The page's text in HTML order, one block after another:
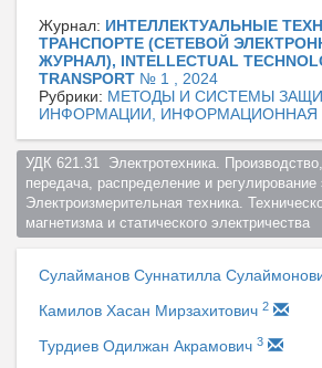
Журнал: ИНТЕЛЛЕКТУАЛЬНЫЕ
ТРАНСПОРТЕ (СЕТЕВОЙ
ЖУРНАЛ), INTELLECTUAL
TRANSPORT № 1 , 2024
Рубрики: МЕТОДЫ И СИСТЕМЫ
ИНФОРМАЦИИ, ИНФОРМАЦИОННАЯ
УДК 621.31  Электротехника.
передача, распределение и регулирование
Электроизмерительная техника.
магнетизма и статического электричества
Сулайманов Суннатилла
Камилов Хасан Мирзахитович 2
Турдиев Одилжан Акрамович 3